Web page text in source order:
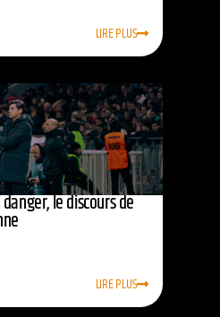
LIRE PLUS
le discours de
LIRE PLUS